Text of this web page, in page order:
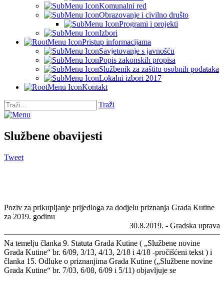
Komunalni red
Obrazovanje i civilno društo
Programi i projekti
Izbori
Pristup informacijama
Savjetovanje s javnošću
Popis zakonskih propisa
Službenik za zaštitu osobnih podataka
Lokalni izbori 2017
Kontakt
Traži
Službene obavijesti
Tweet
Poziv za prikupljanje prijedloga za dodjelu priznanja Grada Kutine
za 2019. godinu
30.8.2019. - Gradska uprava
Na temelju članka 9. Statuta Grada Kutine ( „Službene novine
Grada Kutine“ br. 6/09, 3/13, 4/13, 2/18 i 4/18 -pročišćeni tekst ) i
članka 15. Odluke o priznanjima Grada Kutine („Službene novine
Grada Kutine“ br. 7/03, 6/08, 6/09 i 5/11) objavljuje se